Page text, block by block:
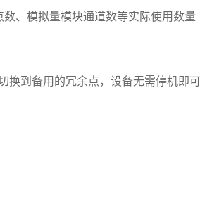
数、模拟量模块通道数等实际使用数量
换到备用的冗余点，设备无需停机即可